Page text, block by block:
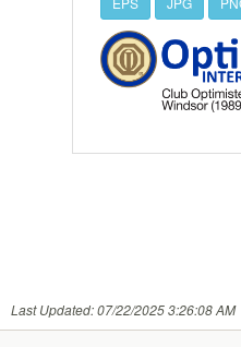
Last Updated: 07/22/2025 3:26:08 AM